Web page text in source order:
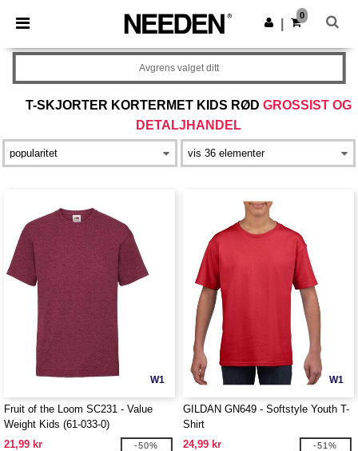
× Needen-app
Bedre priser i appen!
Last ned app
0
T-SKJORTER KORTERMET KIDS RØD GROSSIST OG
DETALJHANDEL
Avgrens valget ditt
W1
Fruit of the Loom SC231 - Value
Weight Kids (61-033-0)
21,99 kr
-50%
W1
GILDAN GN649 - Softstyle Youth T-
Shirt
24,99 kr
-51%